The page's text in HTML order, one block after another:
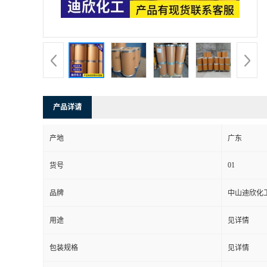
产品详请
产地 广东
货号 01
品牌 中山迪欣化
用途 见详情
包装规格 见详情